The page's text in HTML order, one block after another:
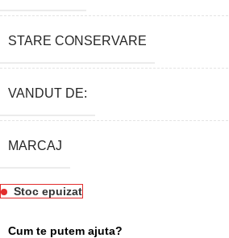
STARE CONSERVARE
VANDUT DE:
MARCAJ
Stoc epuizat
Cum te putem ajuta?